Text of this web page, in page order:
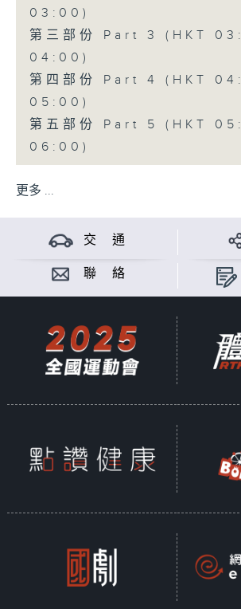
03:00)
第三部份 Part 3 (HKT
04:00)
第四部份 Part 4 (HKT
05:00)
第五部份 Part 5 (HKT
06:00)
更多 ...
交 通
聯 絡